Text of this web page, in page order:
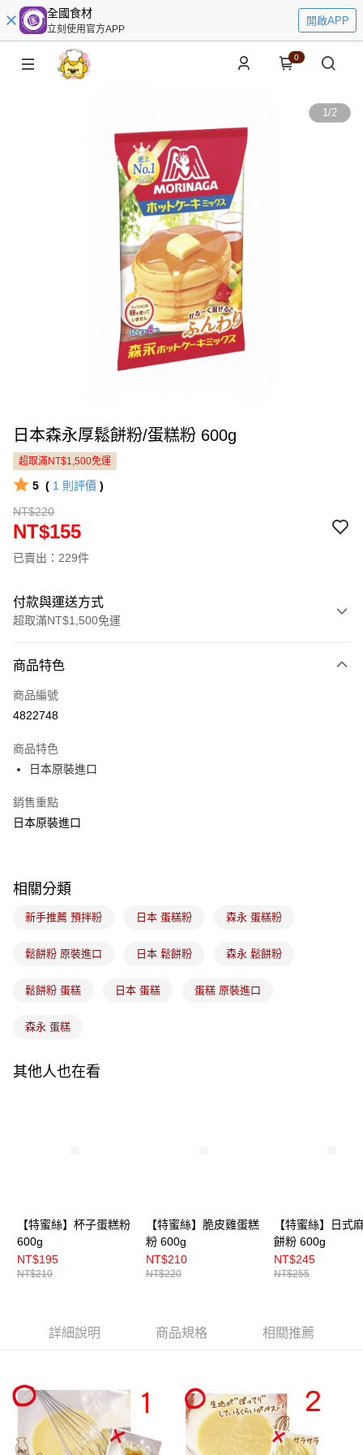
全國食材
立刻使用官方APP
開啟APP
0
1/2
日本森永厚鬆餅粉/蛋糕粉 600g
超取滿NT$1,500免運
5 ( 1 則評價 )
NT$220
NT$155
已賣出：229件
付款與運送方式
超取滿NT$1,500免運
信用卡一次付款
LINE Pay
悠遊付
Google Pay
全盈+PAY
運送方式
7-11取貨(5kg以內，尺寸不超過90cm)
每筆NT$100，滿NT$1,500(含以上)免運費
付款後門市自取
商品特色
商品編號
4822748
商品特色
日本原裝進口
銷售重點
日本原裝進口
相關分類
新手推薦 預拌粉 日本 蛋糕粉 森永 蛋糕粉
鬆餅粉 原裝進口 日本 鬆餅粉 森永 鬆餅粉
鬆餅粉 蛋糕 日本 蛋糕 蛋糕 原裝進口
森永 蛋糕
其他人也在看
【特蜜絲】杯子蛋糕粉
600g
NT$195
NT$210
【特蜜絲】脆皮雞蛋糕
粉 600g
NT$210
NT$220
【特蜜絲】日式
餅粉 600g
NT$245
NT$255
詳細說明 商品規格 相關推薦